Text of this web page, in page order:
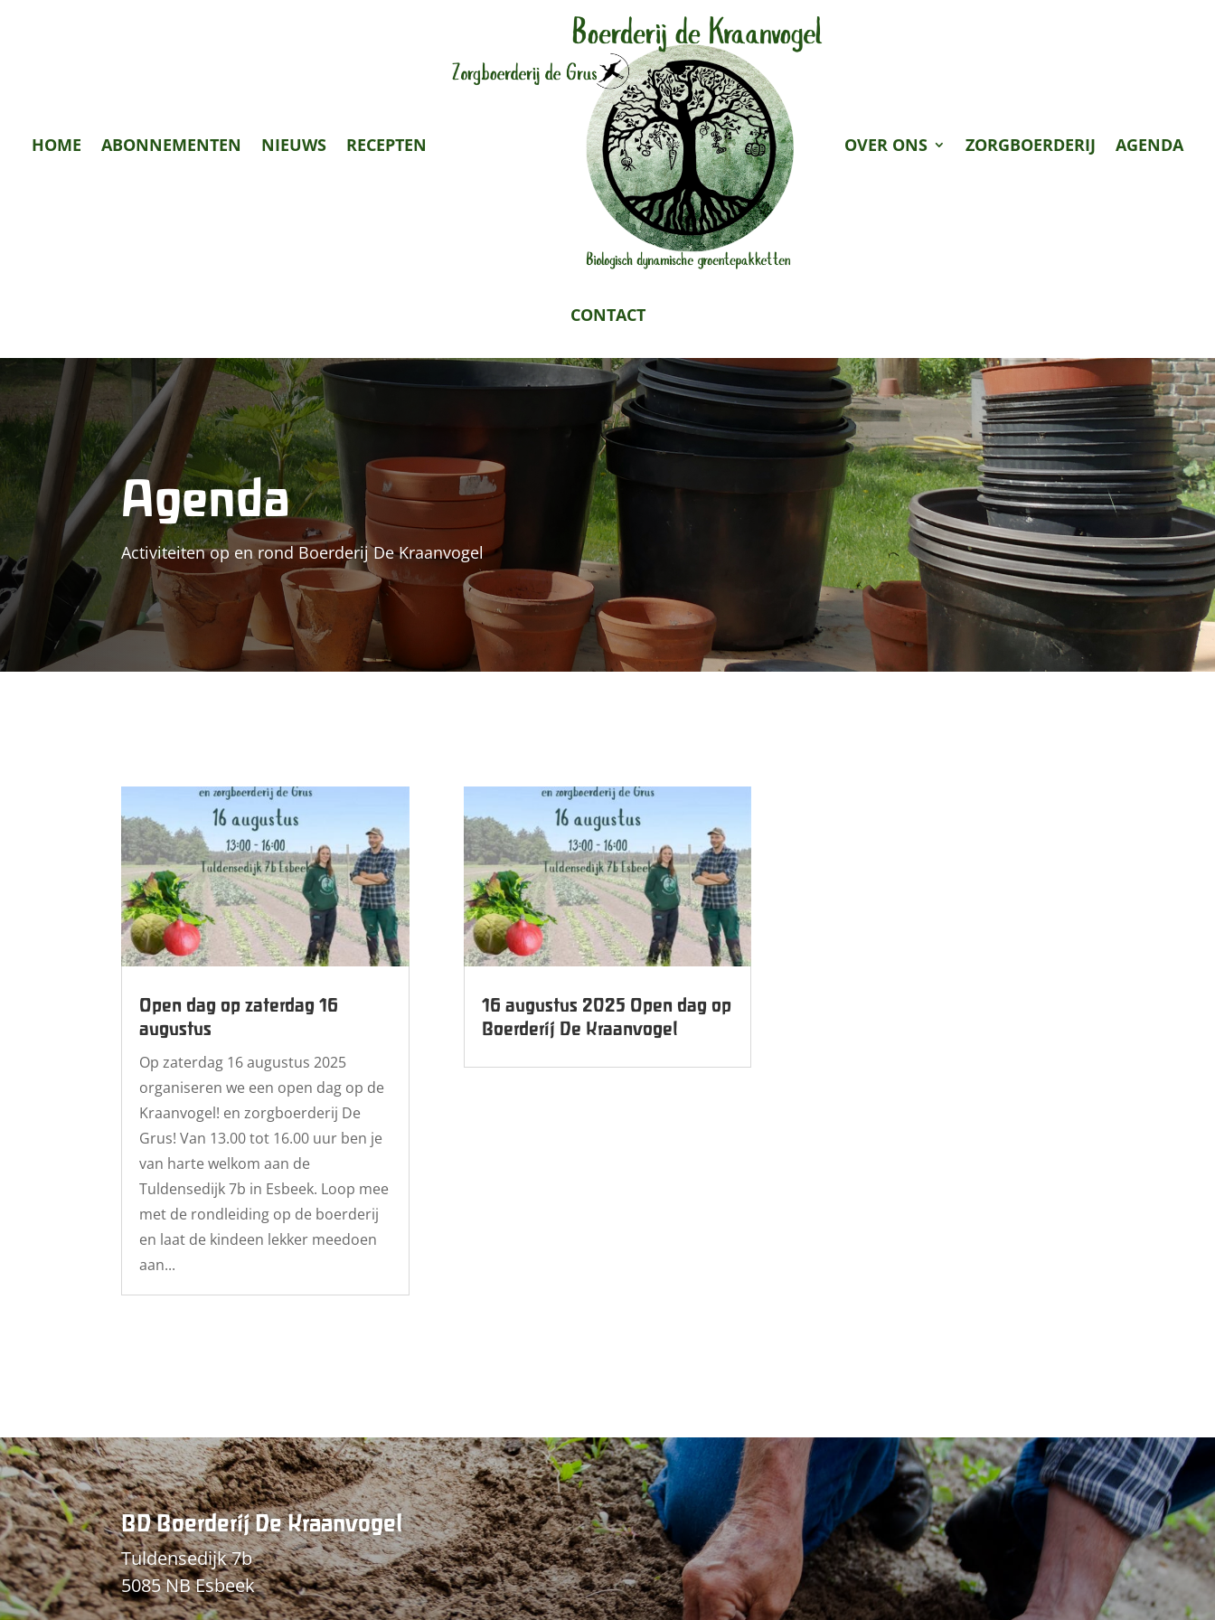
HOME ABONNEMENTEN NIEUWS RECEPTEN OVER ONS ZORGBOERDERIJ AGENDA
CONTACT
Agenda
Activiteiten op en rond Boerderij De Kraanvogel
Open dag op zaterdag 16
augustus
Op zaterdag 16 augustus 2025
organiseren we een open dag op de
Kraanvogel! en zorgboerderij De
Grus! Van 13.00 tot 16.00 uur ben je
van harte welkom aan de
Tuldensedijk 7b in Esbeek. Loop mee
met de rondleiding op de boerderij
en laat de kindeen lekker meedoen
aan...
16 augustus 2025 Open dag op
Boerderij De Kraanvogel
BD Boerderij De Kraanvogel
Tuldensedijk 7b
5085 NB Esbeek